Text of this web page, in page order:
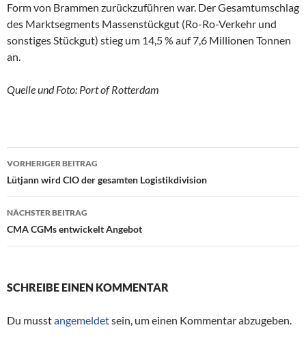
Form von Brammen zurückzuführen war. Der Gesamtumschlag
des Marktsegments Massenstückgut (Ro-Ro-Verkehr und
sonstiges Stückgut) stieg um 14,5 % auf 7,6 Millionen Tonnen
an.
Quelle und Foto: Port of Rotterdam
Beitragsnavigation
VORHERIGER BEITRAG
Lütjann wird CIO der gesamten Logistikdivision
NÄCHSTER BEITRAG
CMA CGMs entwickelt Angebot
SCHREIBE EINEN KOMMENTAR
Du musstangemeldetsein, um einen Kommentar abzugeben.